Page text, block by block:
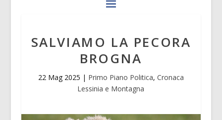
SALVIAMO LA PECORA
BROGNA
22 Mag 2025 | Primo Piano Politica, Cronaca
Lessinia e Montagna